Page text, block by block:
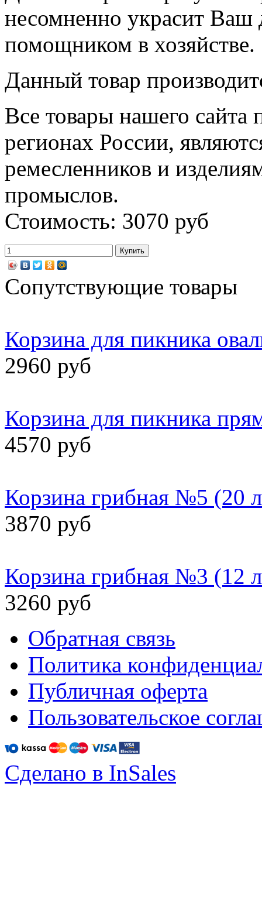
несомненно украсит
помощником в хозяйстве.
Данный товар
Все товары нашего сайта
регионах России,
ремесленников и
промыслов.
Стоимость: 3070 руб
Сопутствующие товары
Корзина для пикника
2960 руб
Корзина для пикника
4570 руб
Корзина грибная №5 (20
3870 руб
Корзина грибная №3 (12
3260 руб
Обратная связь
Политика
Публичная оферта
Пользовательское
Сделано в InSales